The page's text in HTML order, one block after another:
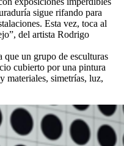
sigue rifando para
Esta vez, toca al
del artista Rodrigo
que un grupo de esculturas
cubierto por una pintura
materiales, simetrías, luz,